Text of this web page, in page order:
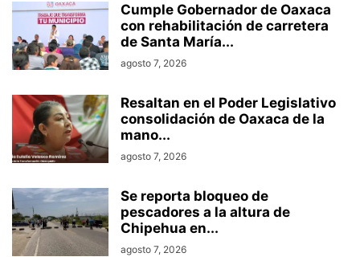
Cumple Gobernador de Oaxaca
con rehabilitación de carretera
de Santa María...
agosto 7, 2026
Resaltan en el Poder Legislativo
consolidación de Oaxaca de la
mano...
agosto 7, 2026
Se reporta bloqueo de
pescadores a la altura de
Chipehua en...
agosto 7, 2026